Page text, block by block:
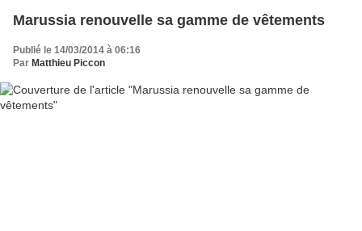
Marussia renouvelle sa gamme de vêtements
Publié le 14/03/2014 à 06:16
Par Matthieu Piccon